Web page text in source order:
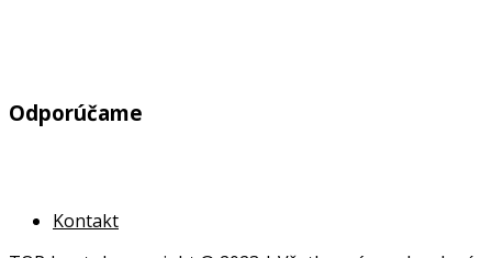
Odporúčame
Kontakt